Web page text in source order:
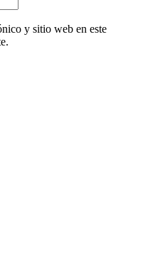
y sitio web en este